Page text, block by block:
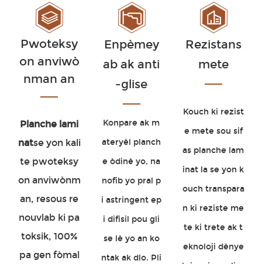
Pwoteksy
on anviwò
nman an
Planche lami
natse yon kali
te pwoteksy
on anviwònm
an, resous re
nouvlab ki pa
toksik, 100%
pa gen fòmal
Enpèmey
ab ak anti
-glise
Konpare ak m
ateryèl planch
e òdinè yo, na
nofib yo pral p
i astringent ep
i difisil pou gli
se lè yo an ko
ntak ak dlo. Pli
Rezistans
mete
Kouch ki rezist
e mete sou sif
as planche lam
inat la se yon k
ouch transpara
n ki reziste me
te ki trete ak t
eknoloji dènye